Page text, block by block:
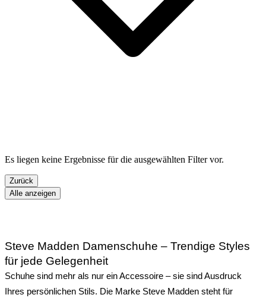
Es liegen keine Ergebnisse für die ausgewählten Filter vor.
Zurück
Alle anzeigen
Steve Madden Damenschuhe – Trendige Styles
für jede Gelegenheit
Schuhe sind mehr als nur ein Accessoire – sie sind Ausdruck
Ihres persönlichen Stils. Die Marke Steve Madden steht für